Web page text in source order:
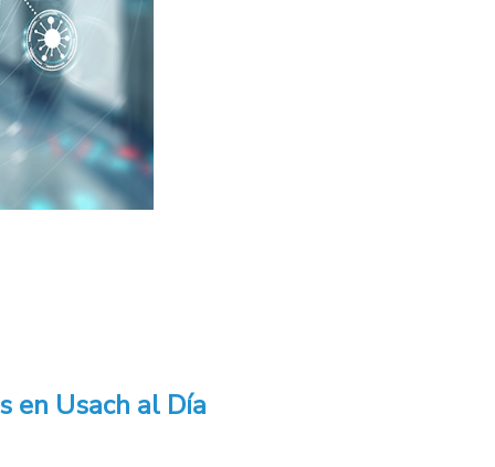
en Usach al Día